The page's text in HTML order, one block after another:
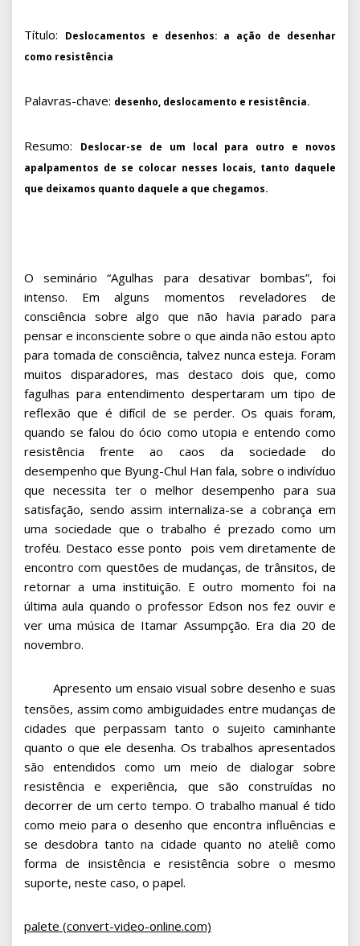
Título:
Deslocamentos e desenhos: a ação de desenhar
como resistência
Palavras-chave: desenho, deslocamento e resistência.
Resumo:
Deslocar-se de um local para outro e novos
apalpamentos de se colocar nesses locais, tanto daquele
que deixamos quanto daquele a que chegamos.
O seminário “Agulhas para desativar bombas”, foi
intenso. Em alguns momentos reveladores de
consciência sobre algo que não havia parado para
pensar e inconsciente sobre o que ainda não estou apto
para tomada de consciência, talvez nunca esteja. Foram
muitos disparadores, mas destaco dois que, como
fagulhas para entendimento despertaram um tipo de
reflexão que é difícil de se perder. Os quais foram,
quando se falou do ócio como utopia e entendo como
resistência frente ao caos da sociedade do
desempenho que Byung-Chul Han fala, sobre o indivíduo
que necessita ter o melhor desempenho para sua
satisfação, sendo assim internaliza-se a cobrança em
uma sociedade que o trabalho é prezado como um
troféu. Destaco esse ponto pois vem diretamente de
encontro com questões de mudanças, de trânsitos, de
retornar a uma instituição. E outro momento foi na
última aula quando o professor Edson nos fez ouvir e
ver uma música de Itamar Assumpção. Era dia 20 de
novembro.
Apresento um ensaio visual sobre desenho e suas
tensões, assim como ambiguidades entre mudanças de
cidades que perpassam tanto o sujeito caminhante
quanto o que ele desenha. Os trabalhos apresentados
são entendidos como um meio de dialogar sobre
resistência e experiência, que são construídas no
decorrer de um certo tempo. O trabalho manual é tido
como meio para o desenho que encontra influências e
se desdobra tanto na cidade quanto no ateliê como
forma de insistência e resistência sobre o mesmo
suporte, neste caso, o papel.
palete (convert-video-online.com)